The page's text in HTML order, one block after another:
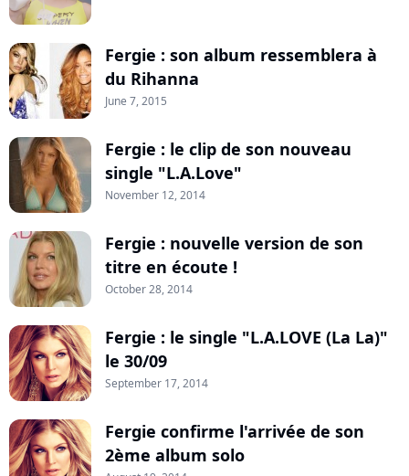
Fergie : son album ressemblera à
du Rihanna
June 7, 2015
Fergie : le clip de son nouveau
single "L.A.Love"
November 12, 2014
Fergie : nouvelle version de son
titre en écoute !
October 28, 2014
Fergie : le single "L.A.LOVE (La La)"
le 30/09
September 17, 2014
Fergie confirme l'arrivée de son
2ème album solo